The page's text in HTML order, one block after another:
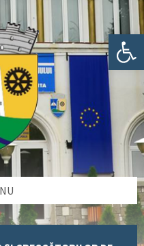
Deschide bara de unelte